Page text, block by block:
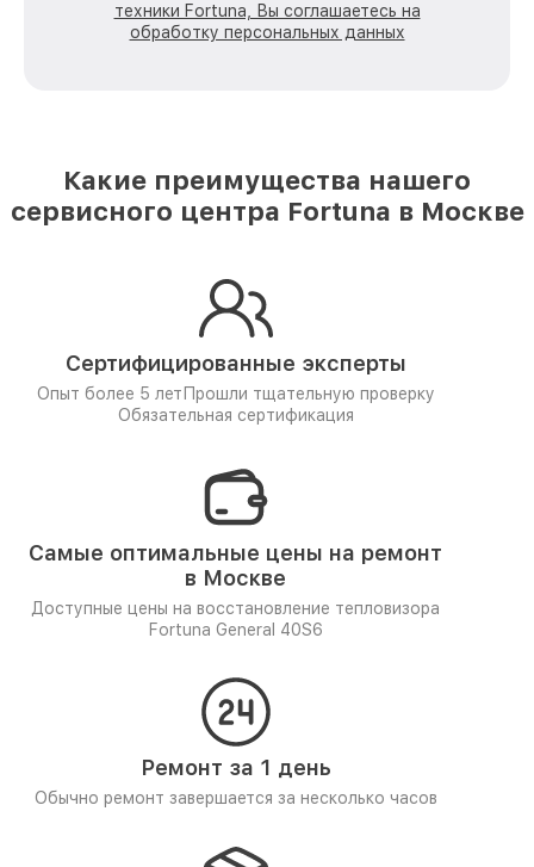
техники Fortuna, Вы соглашаетесь на
обработку персональных данных
Какие преимущества нашего
сервисного центра Fortuna в Москве
Сертифицированные эксперты
Опыт более 5 лет Прошли тщательную проверку
Обязательная сертификация
Самые оптимальные цены на ремонт
в Москве
Доступные цены на восстановление тепловизора
Fortuna General 40S6
Ремонт за 1 день
Обычно ремонт завершается за несколько часов